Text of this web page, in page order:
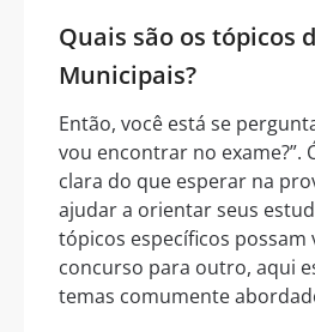
Quais são os tópicos
Municipais?
Então, você está se
vou encontrar no exame?”.
clara do que esperar na
ajudar a orientar seus
tópicos específicos possam
concurso para outro, aqui
temas comumente